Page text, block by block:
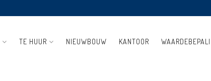
TE HUUR NIEUWBOUW KANTOOR